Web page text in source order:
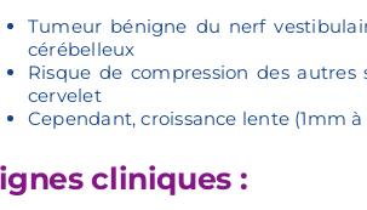
Tumeur bénigne du nerf
cérébelleux
Risque de compression des
cervelet
Cependant, croissance lente (1mm
cliniques :